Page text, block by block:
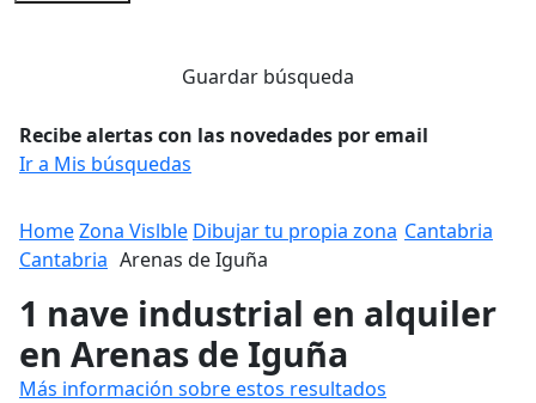
Guardar búsqueda
Recibe alertas con las novedades por email
Ir a Mis búsquedas
HomeZona Vislble Dibujar tu propia zona Cantabria
Cantabria Arenas de Iguña
1 nave industrial en alquiler
en Arenas de Iguña
Más información sobre estos resultados